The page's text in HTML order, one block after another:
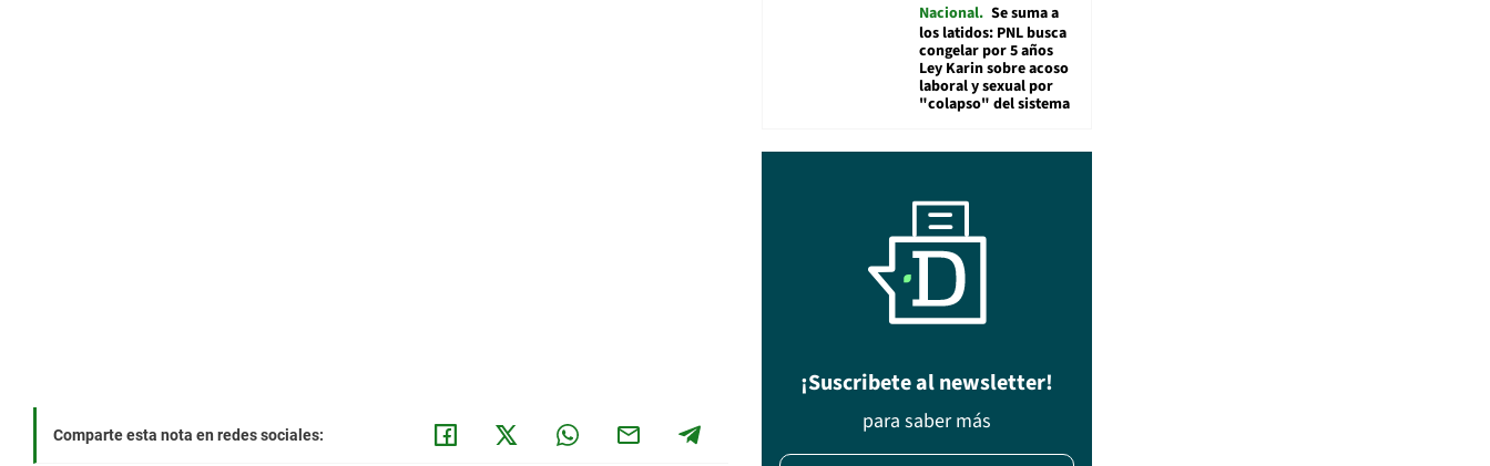
Comparte esta nota en redes sociales:
Nacional Se suma a
los latidos: PNL busca
congelar por 5 años
Ley Karin sobre acoso
laboral y sexual por
"colapso" del sistema
¡Suscribete al newsletter!
para saber más